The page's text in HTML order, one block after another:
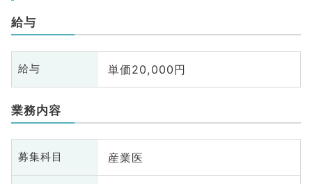
給与
給与 単価20,000円
業務内容
募集科目 産業医